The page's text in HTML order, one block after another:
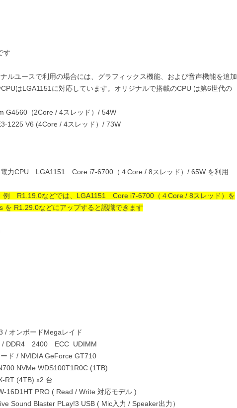
す
ルユースで利用の場合には、グラフィックス機能、および音声機能を追加
はLGA1151に対応しています。オリジナルで搭載のCPU は第6世代の
G4560 (2Core / 4スレッド）/ 54W
1225 V6 (4Core / 4スレッド）/ 73W
力CPU LGA1151 Core i7-6700（４Core / 8スレッド）/ 65W を利用
R1.19.0などでは、LGA1151 Core i7-6700（４Core / 8スレッド）を
R1.29.0などにアップすると認識できます
オンボードMegaレイド
/ DDR4 2400 ECC UDIMM
ド / NVIDIA GeForce GT710
NVMe WDS100T1R0C (1TB)
RT (4TB) x2 台
16D1HT PRO ( Read / Write 対応モデル )
Sound Blaster PLay!3 USB ( Mic入力 / Speaker出力）